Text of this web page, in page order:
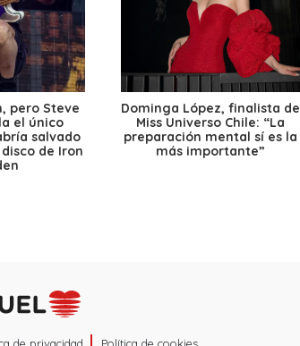
pero Steve
el único
salvado
de Iron
Dominga López, finalista de
Miss Universo Chile: “La
preparación mental sí es la
más importante”